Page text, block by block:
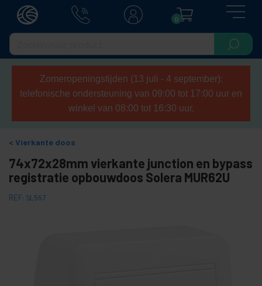
0
Zomeropeningstijden (13 juli - 4 september):
telefonische ondersteuning van 09:00 tot 17:00 uur en
winkel van 08:00 tot 16:30 uur.
Vierkante doos
74x72x28mm vierkante junction en bypass
registratie opbouwdoos Solera MUR62U
REF: SL567